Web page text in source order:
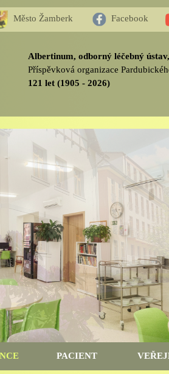
Město Žamberk Facebook
Albertinum, odborný léčebný
Příspěvková organizace
121 let (1905 - 2026)
PACIENT